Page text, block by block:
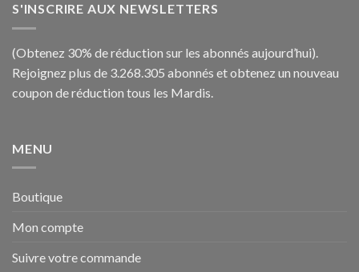
S'INSCRIRE AUX NEWSLETTERS
(Obtenez 30% de réduction sur les abonnés aujourd’hui).
Rejoignez plus de 3.268.305 abonnés et obtenez un nouveau
coupon de réduction tous les Mardis.
MENU
Boutique
Mon compte
Suivre votre commande